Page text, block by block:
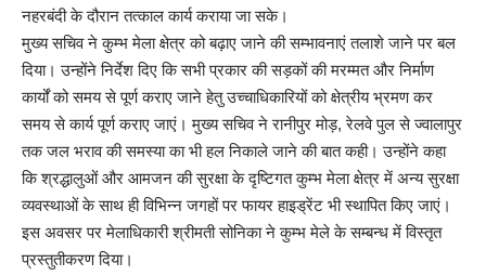
नहरबंदी के दौरान तत्काल कार्य कराया जा सके।
मुख्य सचिव ने कुम्भ मेला क्षेत्र को बढ़ाए जाने की सम्भावनाएं तलाशे जाने पर बल
दिया। उन्होंने निर्देश दिए कि सभी प्रकार की सड़कों की मरम्मत और निर्माण
कार्यों को समय से पूर्ण कराए जाने हेतु उच्चाधिकारियों को क्षेत्रीय भ्रमण कर
समय से कार्य पूर्ण कराए जाएं। मुख्य सचिव ने रानीपुर मोड़, रेलवे पुल से ज्वालापुर
तक जल भराव की समस्या का भी हल निकाले जाने की बात कही। उन्होंने कहा
कि श्रद्धालुओं और आमजन की सुरक्षा के दृष्टिगत कुम्भ मेला क्षेत्र में अन्य सुरक्षा
व्यवस्थाओं के साथ ही विभिन्न जगहों पर फायर हाइड्रेंट भी स्थापित किए जाएं।
इस अवसर पर मेलाधिकारी श्रीमती सोनिका ने कुम्भ मेले के सम्बन्ध में विस्तृत
प्रस्तुतीकरण दिया।